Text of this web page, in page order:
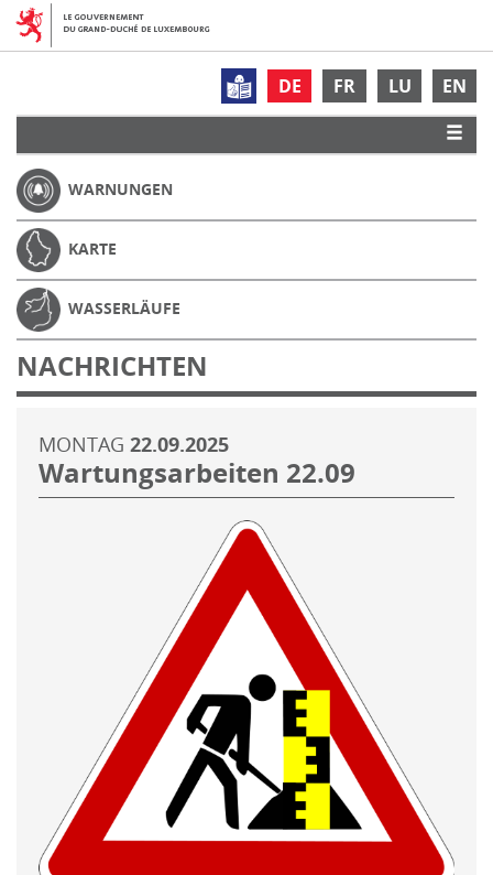
DE FR LU EN
WARNUNGEN
KARTE
WASSERLÄUFE
NACHRICHTEN
MONTAG 22.09.2025
Wartungsarbeiten 22.09